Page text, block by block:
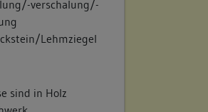
verschalung/-
Lehmziegel
sind in Holz